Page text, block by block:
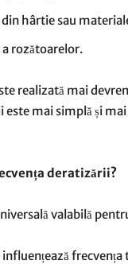
hârtie sau
rozătoarelor.
realizată mai
mai simplă și
deratizării?
valabilă